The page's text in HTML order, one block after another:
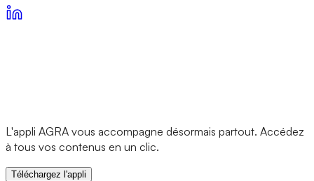
L'appli AGRA vous accompagne désormais partout. Accédez
à tous vos contenus en un clic.
Téléchargez l'appli